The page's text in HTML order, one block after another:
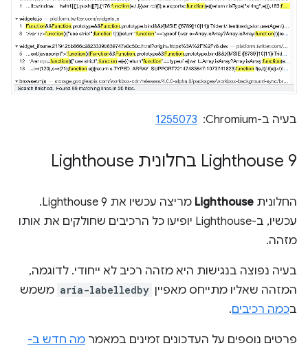
בעיה ב-Chromium: ‏ 1255073
‫Lighthouse 9 בחלונית Lighthouse
החלונית Lighthouse
מריצה עכשיו את Lighthouse 9.
עכשיו, ב-Lighthouse יופיעו כל הרכיבים שחולקים את אותו
מזהה.
בעיה נפוצה בנגישות היא מזהה רכיב לא ייחודי. לדוגמה,
המזהה שאליו מתייחס מאפיין aria-labelledby משמש
בכמה רכיבים.
פרטים נוספים על העדכונים זמינים במאמר מה חדש ב-